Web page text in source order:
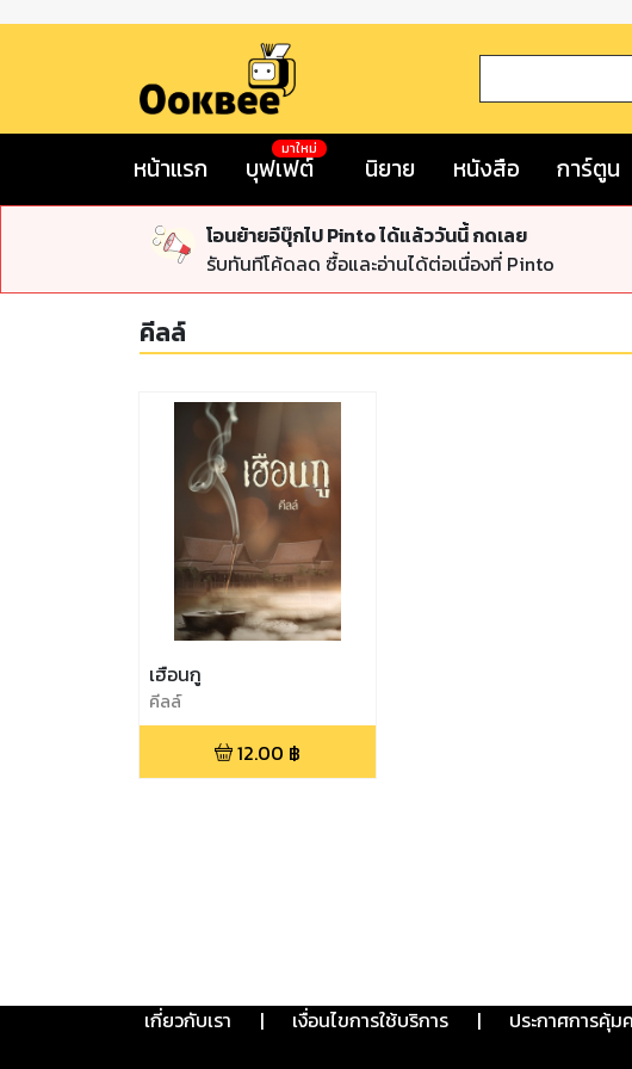
หน้าแรก บุฟเฟต์
มาใหม่
นิยาย หนังสือ การ์ตูน
โอนย้ายอีบุ๊กไป Pinto ได้แล้ววันนี้ กดเลย
รับทันทีโค้ดลด ซื้อและอ่านได้ต่อเนื่องที่ Pinto
คีลล์
เฮือนกู
คีลล์
12.00 ฿
เกี่ยวกับเรา | เงื่อนไขการใช้บริการ | ประกาศการคุ้ม